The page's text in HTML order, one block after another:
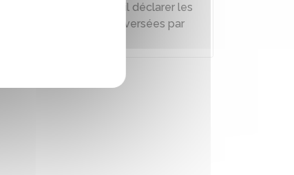
sur le revenu - Faut-il déclarer les
sociales et les aides versées par